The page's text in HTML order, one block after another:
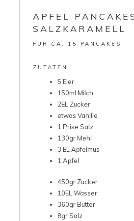
APFEL
SALZKARAMELL
FÜR CA. 15 PANCAKES
ZUTATEN
5 Eier
150ml Milch
2EL Zucker
etwas Vanille
1 Prise Salz
130gr Mehl
3 EL Apfelmus
1 Apfel
450gr Zucker
10EL Wasser
360gr Butter
8gr Salz